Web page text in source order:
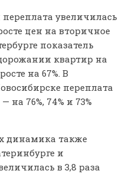
увеличилась
цен на вторичное
показатель
квартир на
на 67%. В
переплата
на 76%, 74% и 73%
динамика также
и
в 3,8 раза